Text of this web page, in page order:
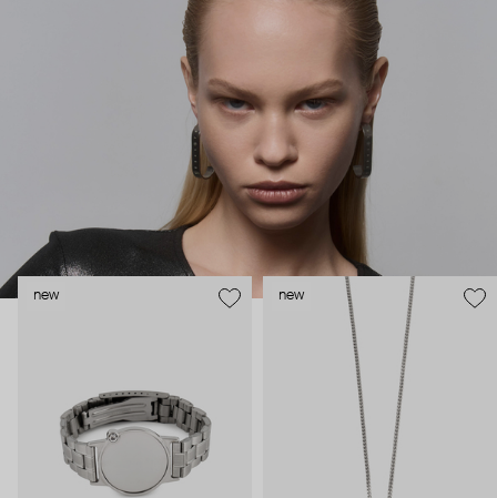
С моделями, замотанными в капрон, и небрежными белыми
швами в качестве опознавательного знака. Линия MM6
появилась в 1997 году. Она состояла из базовых моделей для
повседневного гардероба. С 2014 года ММ6 курировал Джон
Гальяно, а в 2025 его сменил бельгийский модельер Гленн
Мартенс. MM6 прямо-таки опережает моду и словно
иронизирует над современным искусством, разрушая
привычные формы и стереотипы.
new new